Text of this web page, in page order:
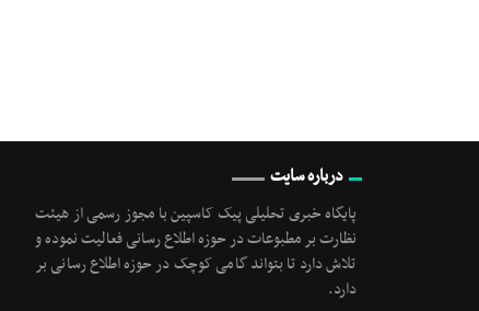
درباره سایت
پایگاه خبری تحلیلی پیک کاسپین با مجوز رسمی از هیئت
نظارت بر مطبوعات در حوزه اطلاع رسانی فعالیت نموده و
تلاش دارد تا بتواند گامی کوچک در حوزه اطلاع رسانی بر
دارد.